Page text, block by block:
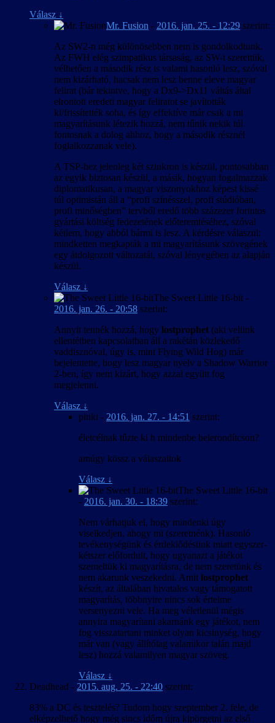
Válasz ↓
Mr. Fusion - 2016. jan. 25. - 12:29 szerint:
Az SW2-n még különösebben nem is gondolkodtunk.
Az FWH elég szimpatikus társaság, az SW-t szerettük,
vélhetően a második rész is valami hasonló lesz, szóval
nem kizárható, hacsak nem lesz benne eleve magyar
felirat (bár tekintve, hogy a Dx9->Dx11 váltás által
elrontott eredeti magyar feliratot se javították
ki/frissítették soha, és így effektíve már csak a mi
magyarításunk létezik hozzá, nem tűnik nekik túl
fontosnak a dolog ahhoz, hogy a második résznél
foglalkozzanak vele).
A TSP-hez jelenleg két szinkron is készül, pontosabban
az egyik biztosan készül, a másik, hogyan fogalmazzak
diplomatikusan, a magyar viszonyokhoz képest kissé
túl optimistán áll a “profi színésszel, profi stúdióban,
profi minőségben” tervből eredő több százezer forintos
gyártási költség fedezetének előteremtéséhez, szóval
kétlem, hogy abból bármi is lesz. A kérdésre válaszul:
mindketten megkapták a mi magyarításunk szövegének
egy átdolgozott változatát, szóval lényegében az alapján
készül.
Válasz ↓
The Sweet Little 16-bit -
2016. jan. 26. - 20:58 szerint:
Annyit tennék hozzá, hogy lostprophet (aki velünk
ellentétben kapcsolatban áll a rakétán közlekedő
vaddisznóval, úgy is, mint Flying Wild Hog) már
bejelentette, hogy lesz magyar nyelv a Shadow Warrior
2-ben, így nem kizárt, hogy azzal együtt fog
megjelenni.
Válasz ↓
pinki - 2016. jan. 27. - 14:51 szerint:
életcélnak tűzte ki h mindenbe belerondítcson?
amúgy kössz a válaszaitok
Válasz ↓
The Sweet Little 16-bit
- 2016. jan. 30. - 18:39 szerint:
Nem várhatjuk el, hogy mindenki úgy
viselkedjen, ahogy mi (szeretnénk). Hasonló
tevékenységünk és érdeklődésünk miatt egyszer-
kétszer előfordult, hogy ugyanazt a játékot
szemeltük ki magyarításra, de nem szeretünk és
nem akarunk veszekedni. Amit lostprophet
készít, az általában hivatalos vagy támogatott
magyarítás, többnyire nincs sok értelme
versenyezni vele. Ha meg véletlenül mégis
annyira magyarítani akarnánk egy játékot, nem
fog visszatartani minket olyan kicsinység, hogy
már van (vagy állítólag valamikor talán majd
lesz) hozzá valamilyen magyar szöveg.
Válasz ↓
Deadhead - 2015. aug. 25. - 22:40 szerint:
83% a DC és tesztelés? Tudom hogy szeptember 2. fele, de
elképzelhető hogy még sincs időm újra kipörgetni az első